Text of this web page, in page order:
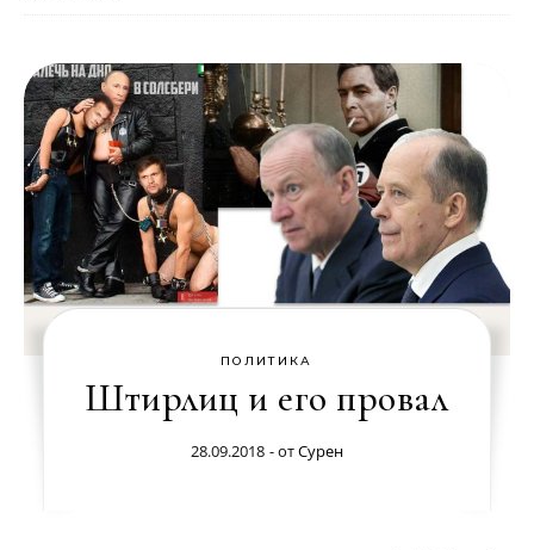
ПОЛИТИКА
Штирлиц и его провал
28.09.2018 - отСурен